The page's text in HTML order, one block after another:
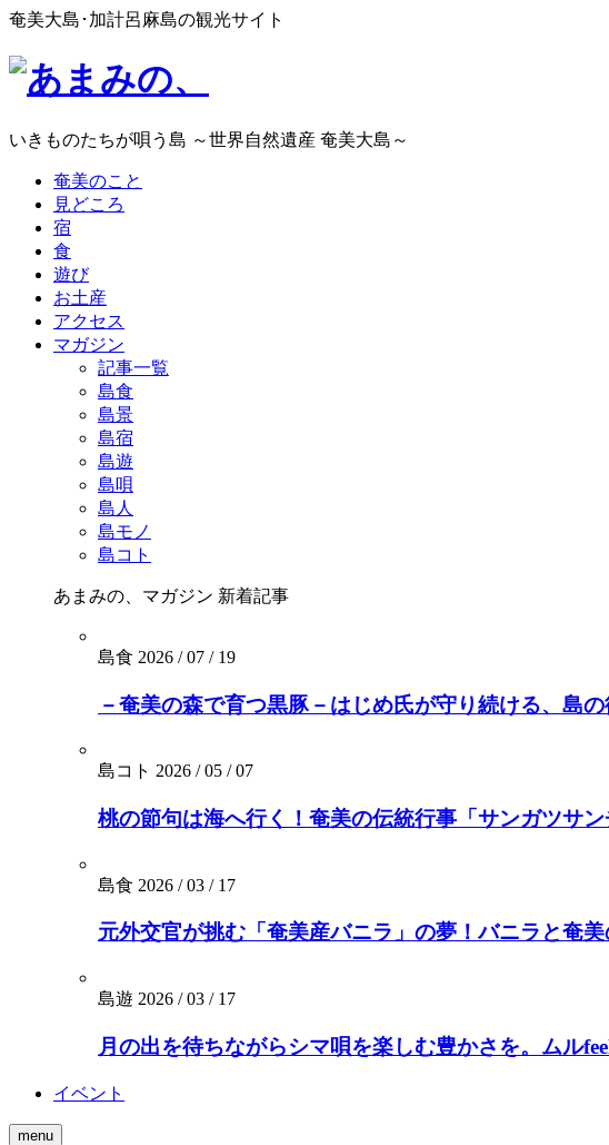
奄美大島･加計呂麻島の観光サイト
いきものたちが唄う島 ～世界自然遺産 奄美大島～
奄美のこと
見どころ
宿
食
遊び
お土産
アクセス
マガジン
記事一覧
島食
島景
島宿
島遊
島唄
島人
島モノ
島コト
あまみの、マガジン 新着記事
島食 2026 / 07 / 19
－奄美の森で育つ黒豚－はじめ氏が守り続ける、島
島コト 2026 / 05 / 07
桃の節句は海へ行く！奄美の伝統行事「サンガツサン
島食 2026 / 03 / 17
元外交官が挑む「奄美産バニラ」の夢！バニラと奄
島遊 2026 / 03 / 17
月の出を待ちながらシマ唄を楽しむ豊かさを。ムル
イベント
menu